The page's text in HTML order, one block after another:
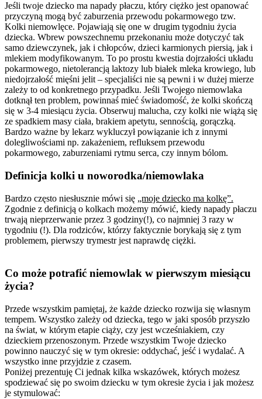
Jeśli twoje dziecko ma napady płaczu, który ciężko jest opanować
przyczyną mogą być zaburzenia przewodu pokarmowego tzw.
Kolki niemowlęce. Pojawiają się one w drugim tygodniu życia
dziecka. Wbrew powszechnemu przekonaniu może dotyczyć tak
samo dziewczynek, jak i chłopców, dzieci karmionych piersią, jak i
mlekiem modyfikowanym. To po prostu kwestia dojrzałości układu
pokarmowego, nietolerancją laktozy lub białek mleka krowiego, lub
niedojrzałość mięśni jelit – specjaliści nie są pewni i w dużej mierze
zależy to od konkretnego przypadku. Jeśli Twojego niemowlaka
dotknął ten problem, powinnaś mieć świadomość, że kolki skończą
się w 3-4 miesiącu życia. Obserwuj malucha, czy kolki nie wiążą się
ze spadkiem masy ciała, brakiem apetytu, sennością, gorączką.
Bardzo ważne by lekarz wykluczył powiązanie ich z innymi
dolegliwościami np. zakażeniem, refluksem przewodu
pokarmowego, zaburzeniami rytmu serca, czy innym bólom.
Definicja kolki u noworodka/niemowlaka
Bardzo często niesłusznie mówi się „moje dziecko ma kolkę”.
Zgodnie z definicją o kolkach możemy mówić, kiedy napady płaczu
trwają nieprzerwanie przez 3 godziny(!), co najmniej 3 razy w
tygodniu (!). Dla rodziców, którzy faktycznie borykają się z tym
problemem, pierwszy trymestr jest naprawdę ciężki.
Co może potrafić niemowlak w pierwszym miesiącu
życia?
Przede wszystkim pamiętaj, że każde dziecko rozwija się własnym
tempem. Wszystko zależy od dziecka, tego w jaki sposób przyszło
na świat, w którym etapie ciąży, czy jest wcześniakiem, czy
dzieckiem przenoszonym. Przede wszystkim Twoje dziecko
powinno nauczyć się w tym okresie: oddychać, jeść i wydalać. A
wszystko inne przyjdzie z czasem.
Poniżej prezentuję Ci jednak kilka wskazówek, których możesz
spodziewać się po swoim dziecku w tym okresie życia i jak możesz
je stymulować: